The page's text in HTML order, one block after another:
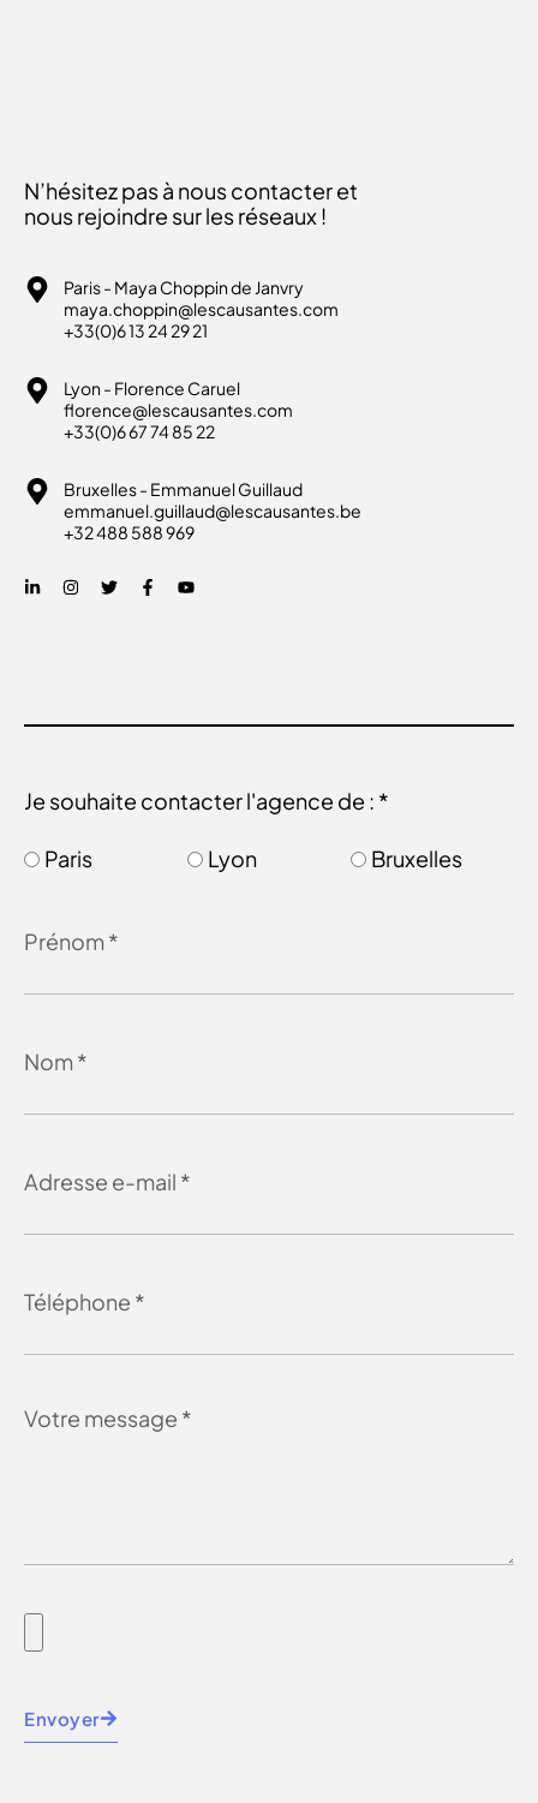
N’hésitez pas à nous contacter et
nous rejoindre sur les réseaux !
Paris - Maya Choppin de Janvry
maya.choppin@lescausantes.com
+33(0)6 13 24 29 21
Lyon - Florence Caruel
florence@lescausantes.com
+33(0)6 67 74 85 22
Bruxelles - Emmanuel Guillaud
emmanuel.guillaud@lescausantes.be
+32 488 588 969
Je souhaite contacter l'agence de : *
Paris Lyon Bruxelles
Envoyer